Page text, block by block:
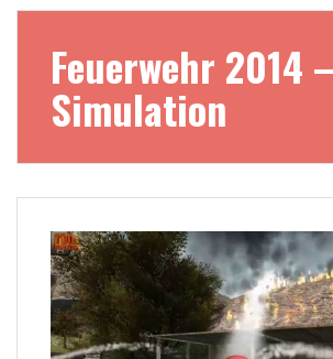
Feuerwehr 2014
Simulation